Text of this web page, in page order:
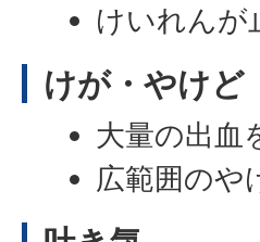
けいれんが
けが・やけど
大量の出血
広範囲のや